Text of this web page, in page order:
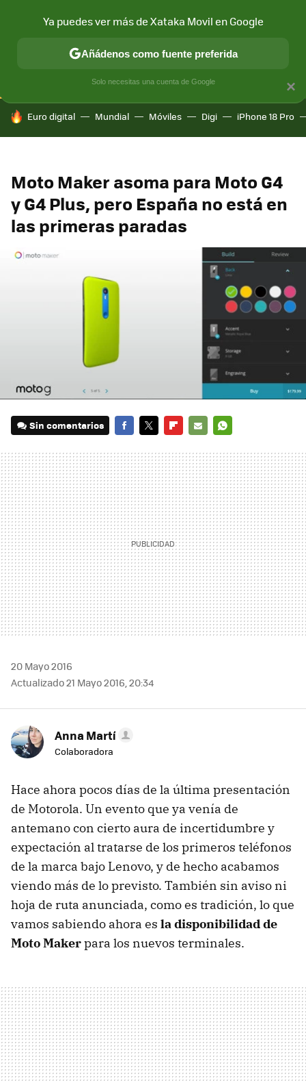
CONECTIVIDAD MÓVIL Y SOCIEDAD APLICACIONES
HOY SE HABLA DE
Euro digital Mundial Móviles Digi iPhone 18 Pro
Moto Maker asoma para Moto G4
y G4 Plus, pero España no está en
las primeras paradas
Sin comentarios
MAIL
20 Mayo 2016
Actualizado 21 Mayo 2016, 20:34
Anna Martí
Colaboradora
Hace ahora pocos días de la última presentación
de Motorola. Un evento que ya venía de
antemano con cierto aura de incertidumbre y
expectación al tratarse de los primeros teléfonos
de la marca bajo Lenovo, y de hecho acabamos
viendo más de lo previsto. También sin aviso ni
hoja de ruta anunciada, como es tradición, lo que
vamos sabiendo ahora es la disponibilidad de
Moto Makerpara los nuevos terminales.
×
Ya puedes ver más de Xataka Movil en Google
Añádenos como fuente preferida
Solo necesitas una cuenta de Google